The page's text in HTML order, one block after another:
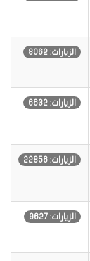
الزيارات: 8062
الزيارات: 6632
الزيارات: 22856
الزيارات: 9627